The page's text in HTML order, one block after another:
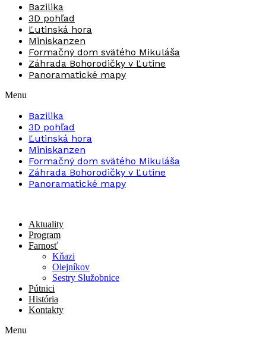
Bazilika
3D pohľad
Ľutinská hora
Miniskanzen
Formačný dom svätého Mikuláša
Záhrada Bohorodičky v Ľutine
Panoramatické mapy
Menu
Bazilika
3D pohľad
Ľutinská hora
Miniskanzen
Formačný dom svätého Mikuláša
Záhrada Bohorodičky v Ľutine
Panoramatické mapy
Aktuality
Program
Farnosť
Kňazi
Olejníkov
Sestry Služobnice
Pútnici
História
Kontakty
Menu